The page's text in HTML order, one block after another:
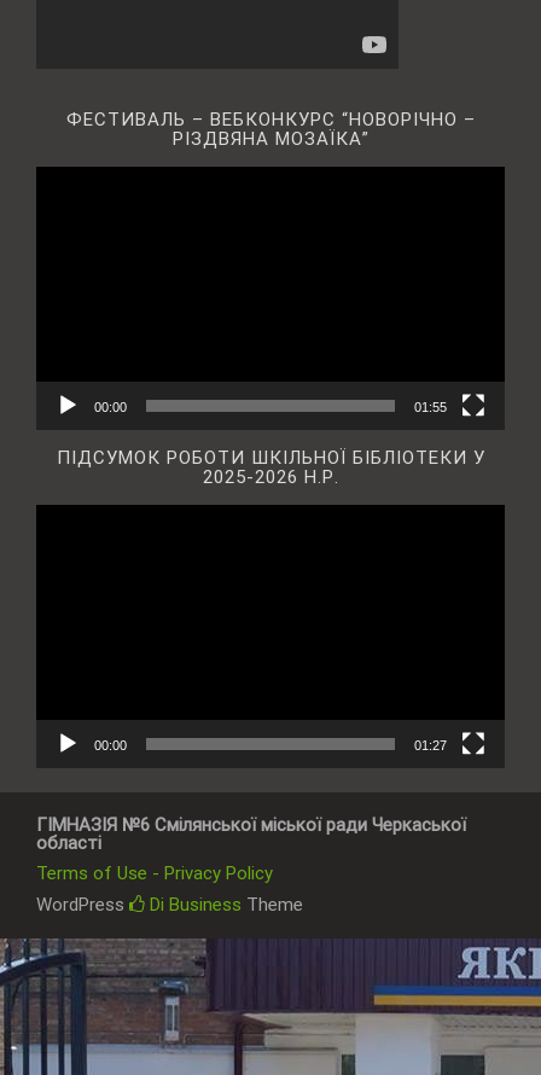
ФЕСТИВАЛЬ – ВЕБКОНКУРС “НОВОРІЧНО –
РІЗДВЯНА МОЗАЇКА”
00:00 01:55
ПІДСУМОК РОБОТИ ШКІЛЬНОЇ БІБЛІОТЕКИ У
2025-2026 Н.Р.
00:00 01:27
ГІМНАЗІЯ №6 Смілянської міської ради Черкаської
області
Terms of Use - Privacy Policy
WordPress
Di Business Theme